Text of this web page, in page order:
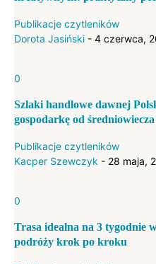
Publikacje czytleników
Dorota Jasiński - 4 czerwca,
0
Szlaki handlowe dawnej
gospodarkę od
Publikacje czytleników
Kacper Szewczyk - 28 maja,
0
Trasa idealna na 3 tygodnie
podróży krok po kroku